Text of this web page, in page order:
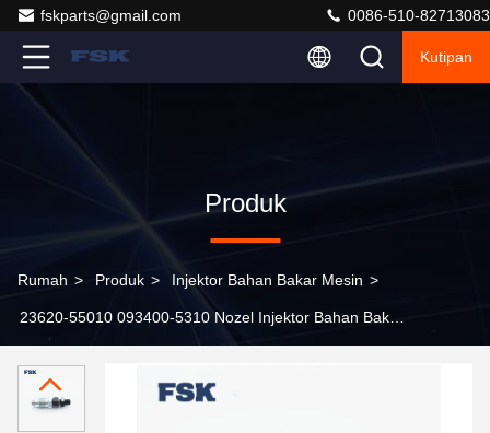
fskparts@gmail.com 0086-510-82713083
Kutipan
Produk
Rumah > Produk > Injektor Bahan Bakar Mesin >
23620-55010 093400-5310 Nozel Injektor Bahan Bakar